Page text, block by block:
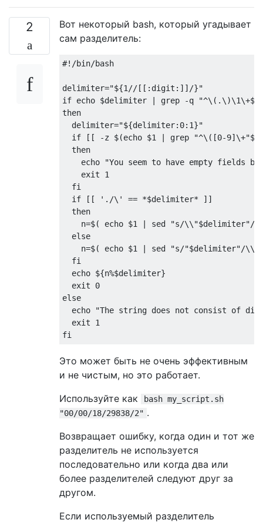
2
Вот некоторый bash, который угадывает
сам разделитель:
#!/bin/bash
delimiter="${1//[[:digit:]]/}"
if echo $delimiter | grep -q "^\(.\)\1\+$"
then
  delimiter="${delimiter:0:1}"
if [[ -z $(echo $1 | grep "^\([0-
  then
echo "You seem to have empty fields
    exit 1
  fi
  if [[ './\' == *$delimiter* ]]
  then
n=$( echo $1 | sed "s/\\"$delimiter"/
  else
n=$( echo $1 | sed "s/"$delimiter"/
  fi
  echo ${n%$delimiter}
  exit 0
else
echo "The string does not consist of
  exit 1
Это может быть не очень эффективным
и не чистым, но это работает.
Используйте как
bash my_script.sh
"00/00/18/29838/2" .
Возвращает ошибку, когда один и тот же
разделитель не используется
последовательно или когда два или
более разделителей следуют друг за
другом.
Если используемый разделитель